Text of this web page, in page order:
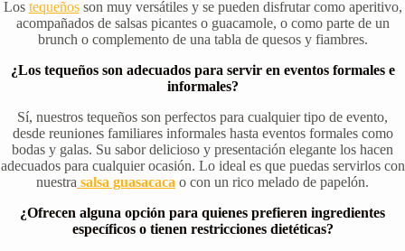
Los tequeñosson muy versátiles y se pueden disfrutar como aperitivo,
acompañados de salsas picantes o guacamole, o como parte de un
brunch o complemento de una tabla de quesos y fiambres.
¿Los tequeños son adecuados para servir en eventos formales e
informales?
Sí, nuestros tequeños son perfectos para cualquier tipo de evento,
desde reuniones familiares informales hasta eventos formales como
bodas y galas. Su sabor delicioso y presentación elegante los hacen
adecuados para cualquier ocasión. Lo ideal es que puedas servirlos con
nuestra salsa guasacaca o con un rico melado de papelón.
¿Ofrecen alguna opción para quienes prefieren ingredientes
específicos o tienen restricciones dietéticas?